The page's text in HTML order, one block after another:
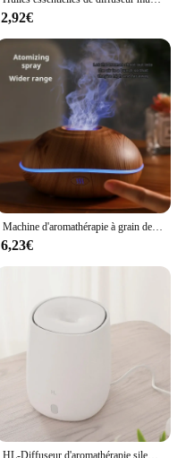
2,92€
Machine d'aromathérapie à grain de bois, flamme de feu, diffuseur d'arôme aquarelle, brumisateur d'air à ultrasons, brumisateur, 7 couleurs
6,23€